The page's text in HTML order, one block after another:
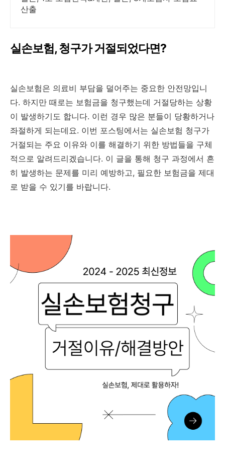
산출
실손보험, 청구가 거절되었다면?
실손보험은 의료비 부담을 덜어주는 중요한 안전망입니
다. 하지만 때로는 보험금을 청구했는데 거절당하는 상황
이 발생하기도 합니다. 이런 경우 많은 분들이 당황하거나
좌절하게 되는데요. 이번 포스팅에서는 실손보험 청구가
거절되는 주요 이유와 이를 해결하기 위한 방법들을 구체
적으로 알려드리겠습니다. 이 글을 통해 청구 과정에서 흔
히 발생하는 문제를 미리 예방하고, 필요한 보험금을 제대
로 받을 수 있기를 바랍니다.